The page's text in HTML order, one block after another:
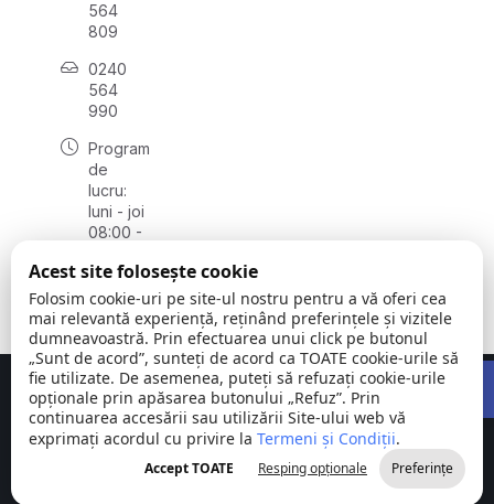
564
809
0240
564
990
Program
de
lucru:
luni - joi
08:00 -
vineri
08:00 -
14:00
Comuna
Stejaru |
județul Tulcea
©
2026
Toate
drepturile
rezervate
Concept realizat deBig Media Relații Publice SRL
Acest site folosește cookie
Folosim cookie-uri pe site-ul nostru pentru a vă oferi cea
mai relevantă experiență, reținând preferințele și vizitele
dumneavoastră. Prin efectuarea unui click pe butonul
„Sunt de acord”, sunteți de acord ca TOATE cookie-urile să
fie utilizate. De asemenea, puteți să refuzați cookie-urile
opționale prin apăsarea butonului „Refuz”. Prin
continuarea accesării sau utilizării Site-ului web vă
exprimați acordul cu privire la Termeni și Condiții.
Accept TOATE Resping opționale Preferințe